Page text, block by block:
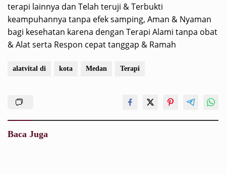
terapi lainnya dan Telah teruji & Terbukti
keampuhannya tanpa efek samping, Aman & Nyaman
bagi kesehatan karena dengan Terapi Alami tanpa obat
& Alat serta Respon cepat tanggap & Ramah
alatvital di kota Medan Terapi
Baca Juga